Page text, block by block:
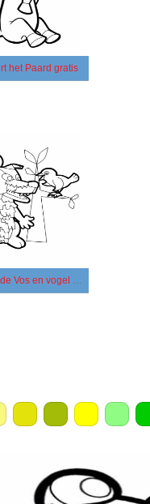
het Paard gratis
Lowieke de Vos en vogel uit Fabeltjeskrant